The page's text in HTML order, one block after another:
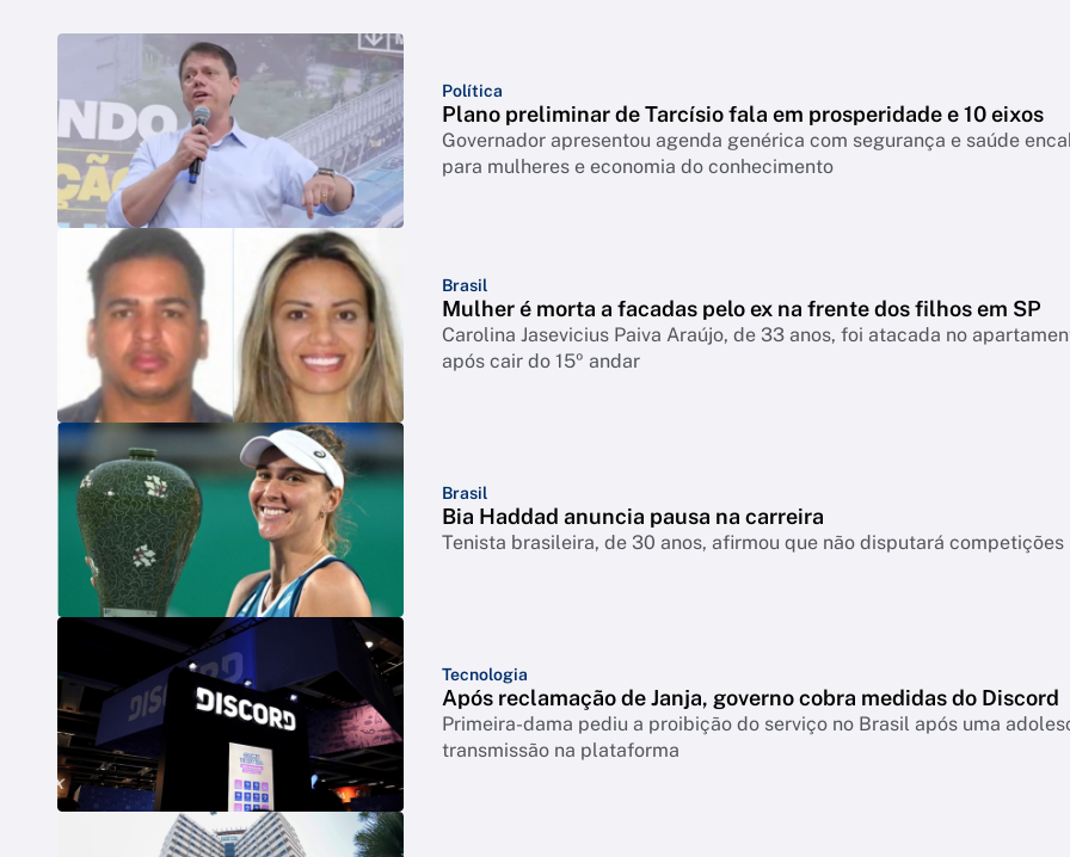
Política
Plano preliminar de Tarcísio fala em prosperidade e 10 eixos
Governador apresentou agenda genérica com segurança e saúde
para mulheres e economia do conhecimento
Brasil
Mulher é morta a facadas pelo ex na frente dos filhos em SP
Carolina Jasevicius Paiva Araújo, de 33 anos, foi atacada no
após cair do 15º andar
Brasil
Bia Haddad anuncia pausa na carreira
Tenista brasileira, de 30 anos, afirmou que não disputará
Tecnologia
Após reclamação de Janja, governo cobra medidas do Discord
Primeira-dama pediu a proibição do serviço no Brasil após uma
transmissão na plataforma